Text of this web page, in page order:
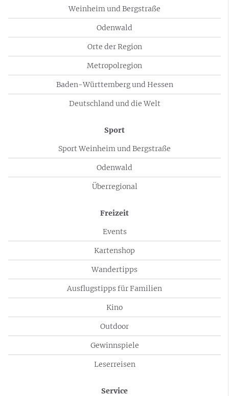
Weinheim und Bergstraße
Odenwald
Orte der Region
Metropolregion
Baden-Württemberg und Hessen
Deutschland und die Welt
Sport
Sport Weinheim und Bergstraße
Odenwald
Überregional
Freizeit
Events
Kartenshop
Wandertipps
Ausflugstipps für Familien
Kino
Outdoor
Gewinnspiele
Leserreisen
Service